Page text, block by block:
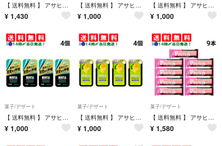
【 送料無料 】 アサヒグループ食品 1本満足バー シリアル 苺 37g × 9本 セット まとめ買い 大容量
¥ 1,430
【 送料無料 】 アサヒグループ食品 ミンティアブリーズ レモンライムドレス 30粒 × 4個 まとめ買い
¥ 1,000
【 送料無料 】 アサヒグループ食品 ミンティアブリーズ クリスタルシルバー 30粒 × 4個 まとめ買い
¥ 1,000
菓子/デザート
【 送料無料 】 アサヒグループ食品 ミンティアブリーズ ウルトラブラック 30粒 × 4個 まとめ買い
¥ 1,000
菓子/デザート
【 送料無料 】 アサヒグループ食品 ミンティアブリーズ フレッシュレモン 30粒 × 4個 まとめ買い
¥ 1,000
菓子/デザート
【 送料無料 】 アサヒグループ食品 1本満足バー プロテイン ストロベリー 39g × 9本 まとめ買い
¥ 1,580